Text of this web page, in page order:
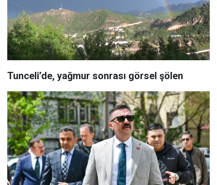
Tunceli’de, yağmur sonrası görsel şölen